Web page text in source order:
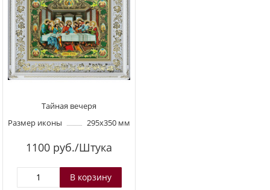
Тайная вечеря
Размер иконы
295х350 мм
1100 руб./Штука